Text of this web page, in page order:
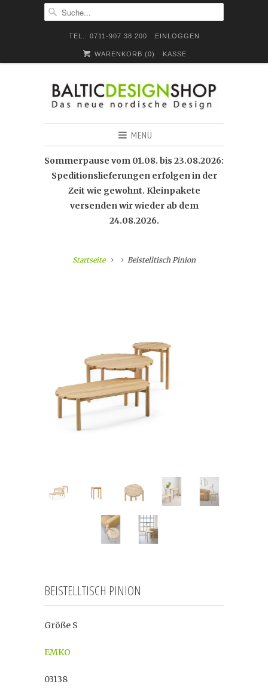
TEL.: 0711-907 38 200 EINLOGGEN
WARENKORB (0) KASSE
MENÜ
Sommerpause vom 01.08. bis 23.08.2026:
Speditionslieferungen erfolgen in der
Zeit wie gewohnt. Kleinpakete
versenden wir wieder ab dem
24.08.2026.
Startseite Beistelltisch Pinion
BEISTELLTISCH PINION
Größe S
EMKO
03138